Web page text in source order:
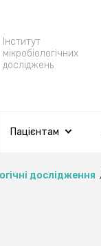
Інститут
мікробіологічних
досліджень
Пацієнтам
дослідження